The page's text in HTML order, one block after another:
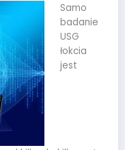
Samo
badanie
USG
łokcia
jest